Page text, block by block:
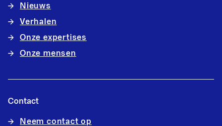
Nieuws
Verhalen
Onze expertises
Onze mensen
Contact
Neem contact op